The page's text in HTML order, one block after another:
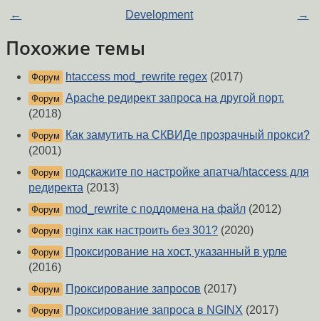
← Development →
Похожие темы
Форум htaccess mod_rewrite regex (2017)
Форум Apache редирект запроса на другой порт.
(2018)
Форум
Как замутить на СКВИДе прозрачный прокси?
(2001)
Форум
подскажите по настройке апатча/htaccess для
редиректа (2013)
Форум mod_rewrite с поддомена на файл (2012)
Форум nginx как настроить без 301? (2020)
Форум
Проксирование на хост, указанный в урле
(2016)
Форум Проксирование запросов (2017)
Форум Проксирование запроса в NGINX (2017)